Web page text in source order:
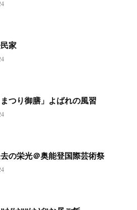
家
つり御膳」よばれの風習
の栄光＠奥能登国際芸術祭